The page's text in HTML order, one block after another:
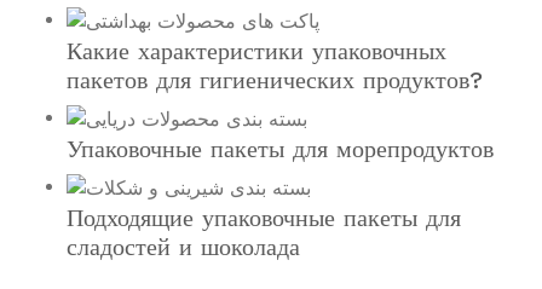
Какие характеристики упаковочных
пакетов для гигиенических продуктов?
Упаковочные пакеты для морепродуктов
Подходящие упаковочные пакеты для
сладостей и шоколада